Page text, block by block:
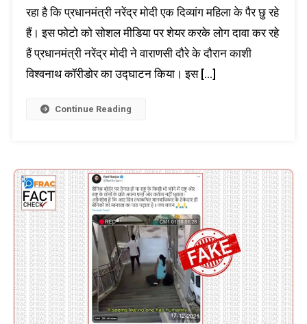
रहा है कि प्रधानमंत्री नरेंद्र मोदी एक दिव्यांग महिला के पैर छु रहे
हैं। इस फोटो को सोशल मीडिया पर शेयर करके लोग दावा कर रहे
हैं प्रधानमंत्री नरेंद्र मोदी ने वाराणसी दौरे के दौरान काशी
विश्वनाथ कॉरीडोर का उद्घाटन किया। इस […]
Continue Reading